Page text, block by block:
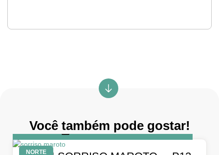
Você também pode gostar!
NORTE
DIA5 de abril de 2026